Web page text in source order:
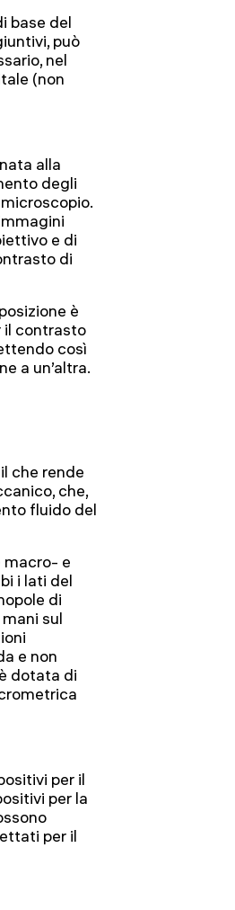
base del
può
nel
(non
alla
degli
e di
di
è
il contrasto
così
a un’altra.
che rende
che,
fluido del
macro- e
i lati del
di
sul
e non
dotata di
per il
per la
per il